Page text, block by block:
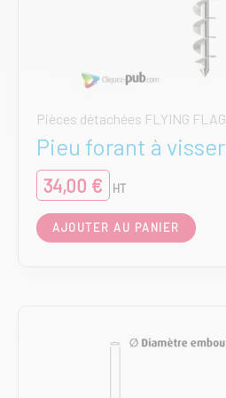
Pièces détachées FLYING FLAG
Pieu forant à visser
34,00 € HT
AJOUTER AU PANIER